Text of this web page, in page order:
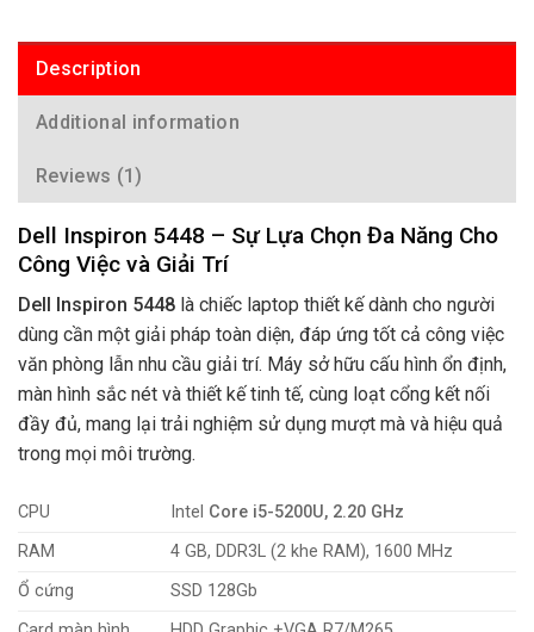
Description
Additional information
Reviews (1)
Dell Inspiron 5448 – Sự Lựa Chọn Đa Năng Cho
Công Việc và Giải Trí
Dell Inspiron 5448 là chiếc laptop thiết kế dành cho người
dùng cần một giải pháp toàn diện, đáp ứng tốt cả công việc
văn phòng lẫn nhu cầu giải trí. Máy sở hữu cấu hình ổn định,
màn hình sắc nét và thiết kế tinh tế, cùng loạt cổng kết nối
đầy đủ, mang lại trải nghiệm sử dụng mượt mà và hiệu quả
trong mọi môi trường.
CPU Intel Core i5-5200U, 2.20 GHz
RAM
4 GB, DDR3L (2 khe RAM), 1600 MHz
Ổ cứng
SSD 128Gb